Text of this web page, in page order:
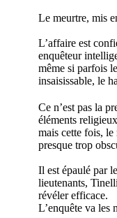
Le meurtre, mis
L’affaire est
enquêteur
même si parfois
insaisissable, le
Ce n’est pas la
éléments
mais cette fois, le
presque trop
Il est épaulé par
lieutenants,
révéler efficace.
L’enquête va les